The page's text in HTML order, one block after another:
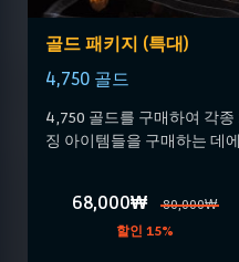
골드 패키지 (특대)
4,750 골드
4,750 골드를 구매하여 각
징 아이템들을 구매하는 데
68,000₩
80,000₩
할인 15%